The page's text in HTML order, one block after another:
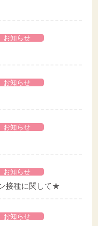
お知らせ
お知らせ
お知らせ
お知らせ
接種に関して★
お知らせ